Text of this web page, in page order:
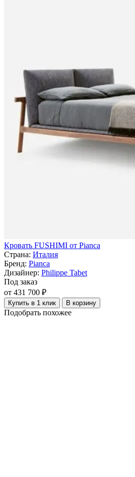
Кровать FUSHIMI от Pianca
Страна: Италия
Бренд: Pianca
Дизайнер: Philippe Tabet
Под заказ
от 431 700 ₽
Купить в 1 клик В корзину
Подобрать похожее